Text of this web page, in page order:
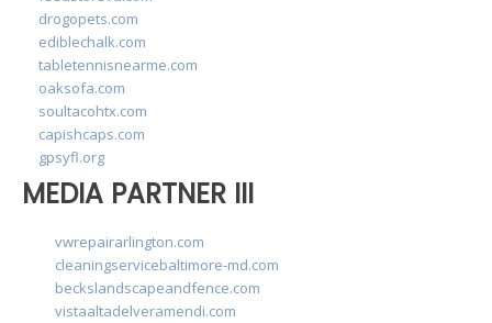
drogopets.com
ediblechalk.com
tabletennisnearme.com
oaksofa.com
soultacohtx.com
capishcaps.com
gpsyfl.org
MEDIA PARTNER III
vwrepairarlington.com
cleaningservicebaltimore-md.com
beckslandscapeandfence.com
vistaaltadelveramendi.com